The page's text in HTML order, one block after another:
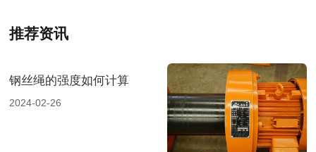
推荐资讯
钢丝绳的强度如何计算
2024-02-26